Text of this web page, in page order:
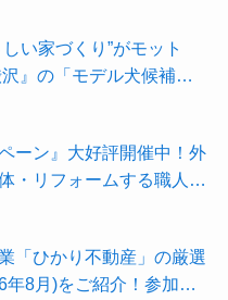
い家づくり”がモット
』の「モデル犬候補」
『テーマ別 住宅相談
ーン』大好評開催中！外
・リフォームする職人を
さん.com』がオススメ
「ひかり不動産」の厳選
年8月)をご紹介！参加費